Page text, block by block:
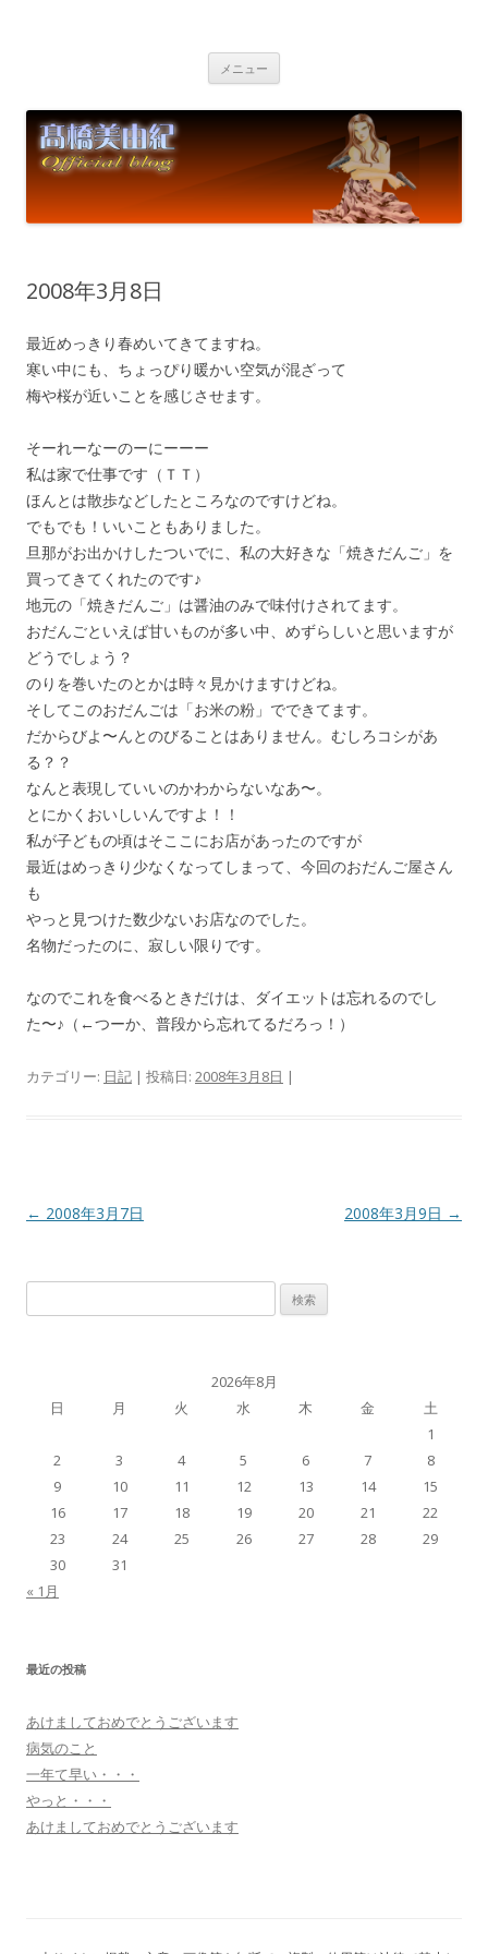
メニュー
ン
ツ
へ
ス
キ
ッ
プ
2008年3月8日
最近めっきり春めいてきてますね。
寒い中にも、ちょっぴり暖かい空気が混ざって
梅や桜が近いことを感じさせます。
そーれーなーのーにーーー
私は家で仕事です（ＴＴ）
ほんとは散歩などしたところなのですけどね。
でもでも！いいこともありました。
旦那がお出かけしたついでに、私の大好きな「焼きだんご」を
買ってきてくれたのです♪
地元の「焼きだんご」は醤油のみで味付けされてます。
おだんごといえば甘いものが多い中、めずらしいと思いますが
どうでしょう？
のりを巻いたのとかは時々見かけますけどね。
そしてこのおだんごは「お米の粉」でできてます。
だからびよ〜んとのびることはありません。むしろコシがあ
る？？
なんと表現していいのかわからないなあ〜。
とにかくおいしいんですよ！！
私が子どもの頃はそここにお店があったのですが
最近はめっきり少なくなってしまって、今回のおだんご屋さん
も
やっと見つけた数少ないお店なのでした。
名物だったのに、寂しい限りです。
なのでこれを食べるときだけは、ダイエットは忘れるのでし
た〜♪（←つーか、普段から忘れてるだろっ！）
カテゴリー: 日記 | 投稿日: 2008年3月8日 |
投
← 2008年3月7日 2008年3月9日 →
索:
2026年8月
日
月 火 水 木 金
土
1
2
3 4 5 6 7
8
9
10 11 12 13 14
15
16
17 18 19 20 21
22
23
24 25 26 27 28
29
30
31
« 1月
最近の投稿
あけましておめでとうございます
病気のこと
一年て早い・・・
やっと・・・
あけましておめでとうございます